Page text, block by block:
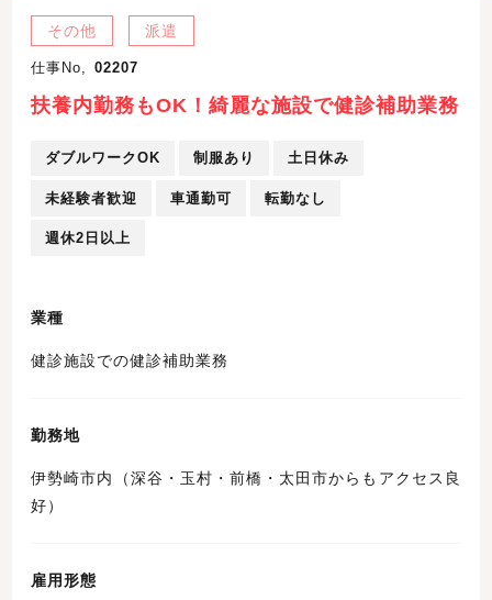
その他 派遣
仕事No, 02207
扶養内勤務もOK！綺麗な施設で健診補助業務
ダブルワークOK 制服あり 土日休み
未経験者歓迎 車通勤可 転勤なし
週休2日以上
業種
健診施設での健診補助業務
勤務地
伊勢崎市内（深谷・玉村・前橋・太田市からもアクセス良
好）
雇用形態